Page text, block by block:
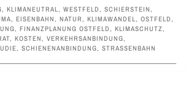
, KLIMANEUTRAL, WESTFELD, SCHIERSTEIN,
, EISENBAHN, NATUR, KLIMAWANDEL, OSTFELD,
, FINANZPLANUNG OSTFELD, KLIMASCHUTZ,
, KOSTEN, VERKEHRSANBINDUNG,
, SCHIENENANBINDUNG, STRASSENBAHN